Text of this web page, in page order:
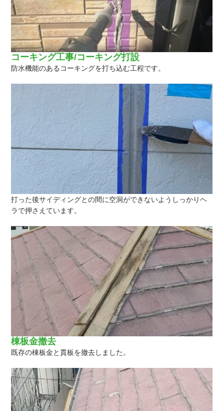
コーキング工事/コーキング打設
防水機能のあるコーキングを打ち込む工程です。
打った後サイディングとの間に空洞ができないようしっかりヘ
ラで押さえています。
棟板金撤去
既存の棟板金と貫板を撤去しました。